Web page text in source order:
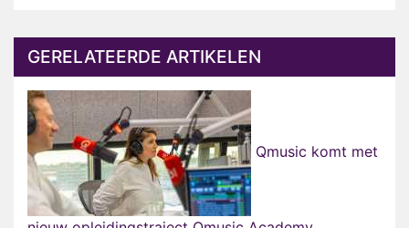
GERELATEERDE ARTIKELEN
Qmusic komt met